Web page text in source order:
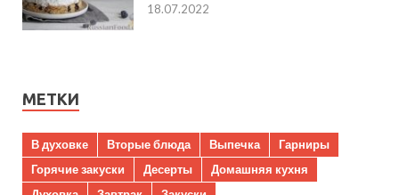
18.07.2022
МЕТКИ
В духовке Вторые блюда Выпечка
Гарниры
Горячие закуски
Десерты
Домашняя кухня